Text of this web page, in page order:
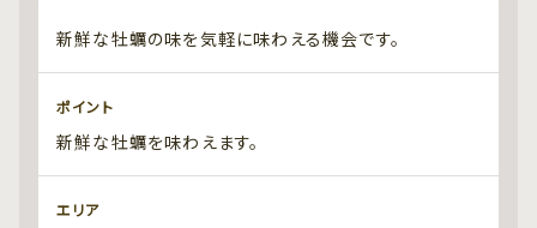
新鮮な牡蠣の味を気軽に味わえる機会です。
ポイント
新鮮な牡蠣を味わえます。
エリア